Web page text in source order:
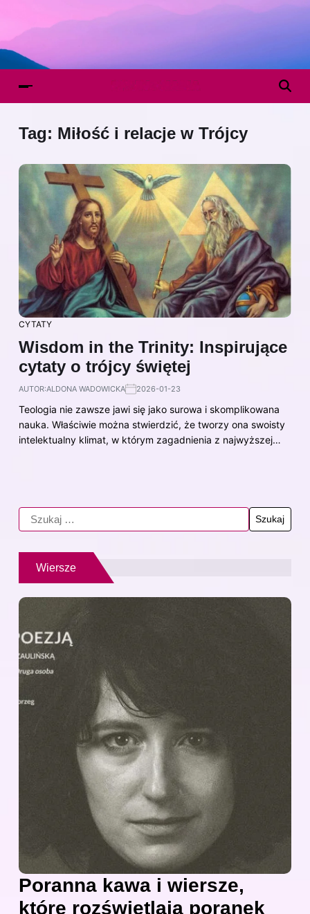
Tag: Miłość i relacje w Trójcy
CYTATY
Wisdom in the Trinity: Inspirujące
cytaty o trójcy świętej
AUTOR:ALDONA WADOWICKA 2026-01-23
Teologia nie zawsze jawi się jako surowa i skomplikowana
nauka. Właściwie można stwierdzić, że tworzy ona swoisty
intelektualny klimat, w którym zagadnienia z najwyższej…
Wiersze
Poranna kawa i wiersze,
które rozświetlają poranek